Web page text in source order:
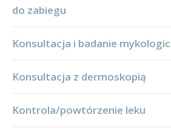
do zabiegu
Konsultacja i badanie
Konsultacja z dermoskopią
Kontrola/powtórzenie leku